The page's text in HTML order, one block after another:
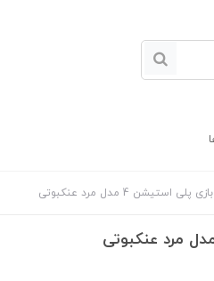
استیشن 4 مدل مرد عنکبوتی